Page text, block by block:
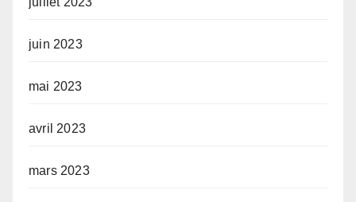
juin 2023
mai 2023
avril 2023
mars 2023